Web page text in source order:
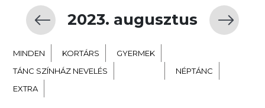
2023. augusztus
MINDEN KORTÁRS
GYERMEK
TÁNC SZÍNHÁZ NEVELÉS
NÉPTÁNC
EXTRA